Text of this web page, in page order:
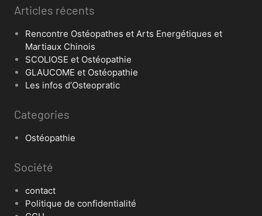
Articles récents
Rencontre Ostéopathes et Arts Energétiques et
Martiaux Chinois
SCOLIOSE et Ostéopathie
GLAUCOME et Ostéopathie
Les infos d’Osteopratic
Categories
Ostéopathie
Société
contact
Politique de confidentialité